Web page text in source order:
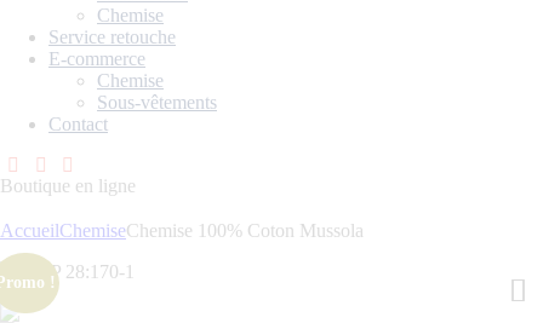
Chemise
Service retouche
E-commerce
Chemise
Sous-vêtements
Contact
Boutique en ligne
AccueilChemiseChemise 100% Coton Mussola
!